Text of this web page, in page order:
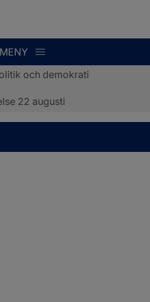
MENY
och demokrati
22 augusti